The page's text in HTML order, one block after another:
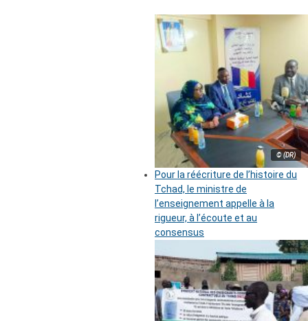
© (DR)
Pour la réécriture de l’histoire du
Tchad, le ministre de
l’enseignement appelle à la
rigueur, à l’écoute et au
consensus